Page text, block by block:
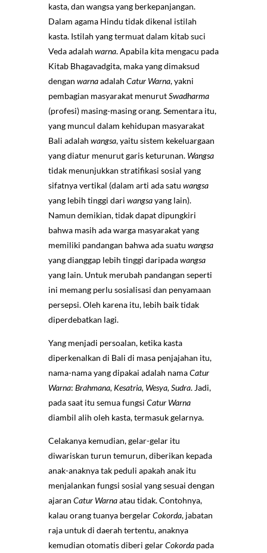
kasta, dan wangsa yang berkepanjangan.
Dalam agama Hindu tidak dikenal istilah
kasta. Istilah yang termuat dalam kitab suci
Veda adalah warna. Apabila kita mengacu pada
Kitab Bhagavadgita, maka yang dimaksud
dengan warnaadalah Catur Warna, yakni
pembagian masyarakat menurutSwadharma
(profesi) masing-masing orang. Sementara itu,
yang muncul dalam kehidupan masyarakat
Bali adalah wangsa, yaitu sistem kekeluargaan
yang diatur menurut garis keturunan. Wangsa
tidak menunjukkan stratifikasi sosial yang
sifatnya vertikal (dalam arti ada satu wangsa
yang lebih tinggi dari wangsayang lain).
Namun demikian, tidak dapat dipungkiri
bahwa masih ada warga masyarakat yang
memiliki pandangan bahwa ada suatu wangsa
yang dianggap lebih tinggi daripadawangsa
yang lain. Untuk merubah pandangan seperti
ini memang perlu sosialisasi dan penyamaan
persepsi. Oleh karena itu, lebih baik tidak
diperdebatkan lagi.
Yang menjadi persoalan, ketika kasta
diperkenalkan di Bali di masa penjajahan itu,
nama-nama yang dipakai adalah namaCatur
Warna: Brahmana, Kesatria, Wesya, Sudra. Jadi,
pada saat itu semua fungsi Catur Warna
diambil alih oleh kasta, termasuk gelarnya.
Celakanya kemudian, gelar-gelar itu
diwariskan turun temurun, diberikan kepada
anak-anaknya tak peduli apakah anak itu
menjalankan fungsi sosial yang sesuai dengan
ajaran Catur Warnaatau tidak. Contohnya,
kalau orang tuanya bergelarCokorda, jabatan
raja untuk di daerah tertentu, anaknya
kemudian otomatis diberi gelarCokordapada